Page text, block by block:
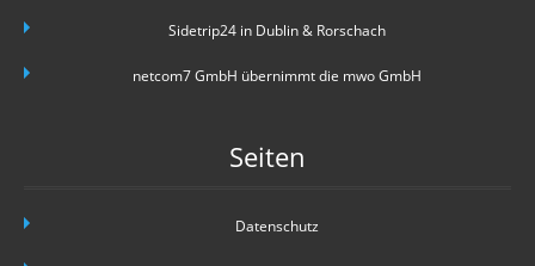
Sidetrip24 in Dublin & Rorschach
netcom7 GmbH übernimmt die mwo GmbH
Seiten
Datenschutz